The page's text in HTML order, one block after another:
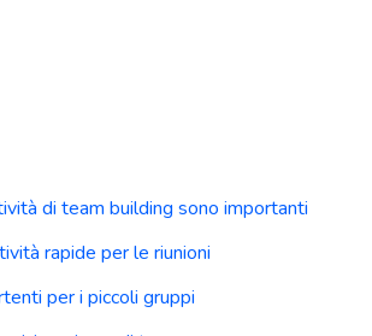
di team building sono importanti
rapide per le riunioni
per i piccoli gruppi